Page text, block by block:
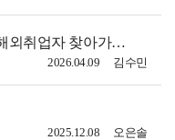
백석문화대학교, 필리핀 세부서 ‘해외취업자 찾아가는 졸업식’ 개최
김수민
2026.04.09
오은솔
2025.12.08